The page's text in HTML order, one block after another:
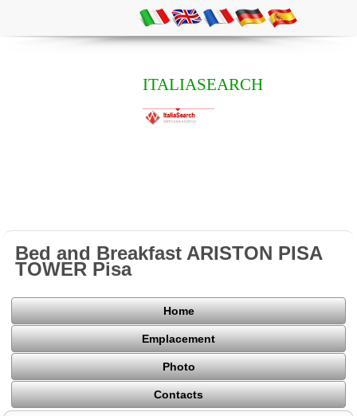
ITALIASEARCH
Bed and Breakfast ARISTON PISA
TOWER Pisa
Home
Emplacement
Photo
Contacts